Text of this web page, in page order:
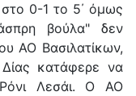
0-1 το 5΄ όμως
βούλα" δεν
ΑΟ Βασιλατίκων,
κατάφερε να
Λεσάι. Ο ΑΟ